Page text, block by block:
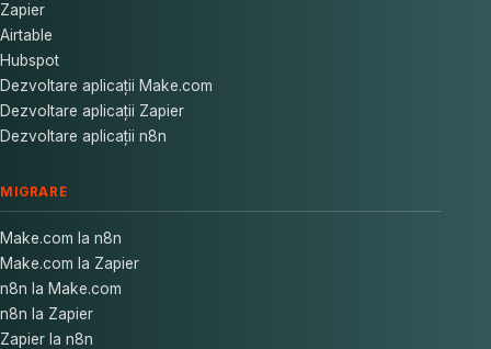
Zapier
Airtable
Hubspot
Dezvoltare aplicații Make.com
Dezvoltare aplicații Zapier
Dezvoltare aplicații n8n
MIGRARE
Make.com la n8n
Make.com la Zapier
n8n la Make.com
n8n la Zapier
Zapier la n8n